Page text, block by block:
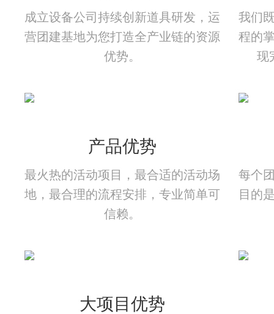
成立设备公司持续创新道具研发，运
营团建基地为您打造全产业链的资源
优势。
我们
程的
现
产品优势
最火热的活动项目，最合适的活动场
地，最合理的流程安排，专业简单可
信赖。
每个
目的
大项目优势